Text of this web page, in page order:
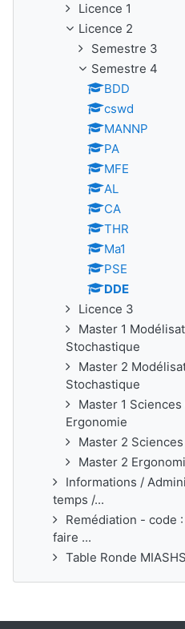
Licence 1
Licence 2
Semestre 3
Semestre 4
BDD
cswd
MANNP
PA
MFE
AL
CA
THR
Ma1
PSE
DDE
Licence 3
Master 1
Stochastique
Master 2
Stochastique
Master 1
Ergonomie
Master 2
Master 2
Informations /
temps /...
Remédiation - code
faire ...
Table Ronde MIASHS